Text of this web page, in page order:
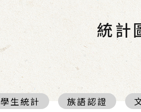
統計
學生統計 族語認證